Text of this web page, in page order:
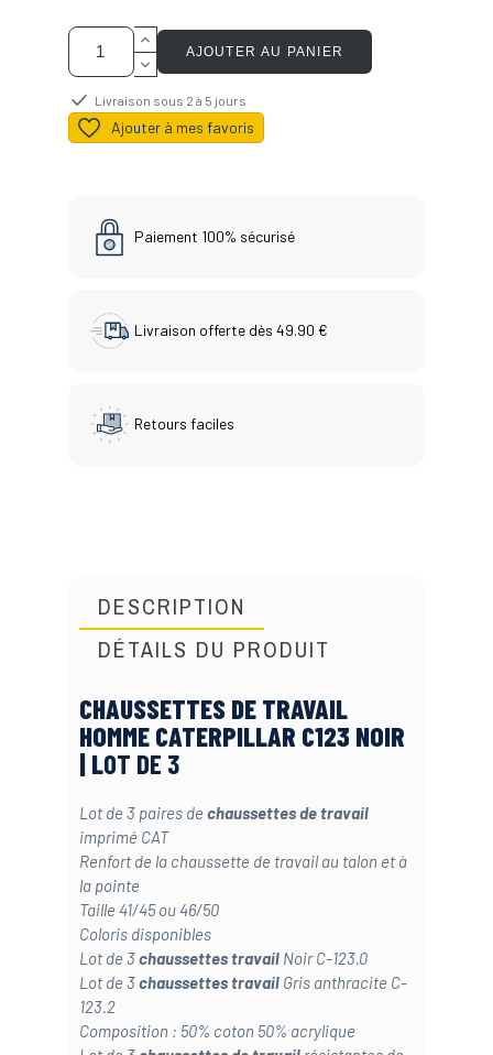
AJOUTER AU PANIER
Livraison sous 2 à 5 jours
Ajouter à mes favoris
Paiement 100% sécurisé
Livraison offerte dès 49.90 €
Retours faciles
DESCRIPTION
DÉTAILS DU PRODUIT
CHAUSSETTES DE TRAVAIL
HOMME CATERPILLAR C123 NOIR
| LOT DE 3
Lot de 3 paires de chaussettes de travail
imprimé CAT
Renfort de la chaussette de travail au talon et à
la pointe
Taille 41/45 ou 46/50
Coloris disponibles
Lot de 3chaussettes travailNoir C-123.0
Lot de 3chaussettes travailGris anthracite C-
123.2
Composition : 50% coton 50% acrylique